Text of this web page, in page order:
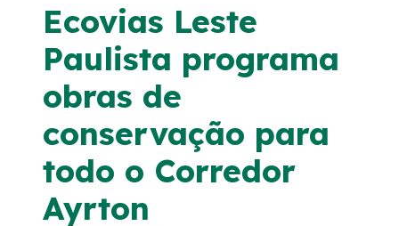
Agenda
Projetos Socioambientais
Política de Gestão Integrada
Atendimento
Ecovias Leste
Paulista programa
obras de
conservação para
todo o Corredor
Ayrton